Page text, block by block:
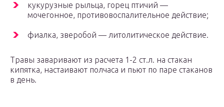
кукурузные рыльца, горец птичий —
мочегонное, противовоспалительное действие;
фиалка, зверобой — литолитическое действие.
Травы заваривают из расчета 1-2 ст.л. на стакан
кипятка, настаивают полчаса и пьют по паре стаканов
в день.